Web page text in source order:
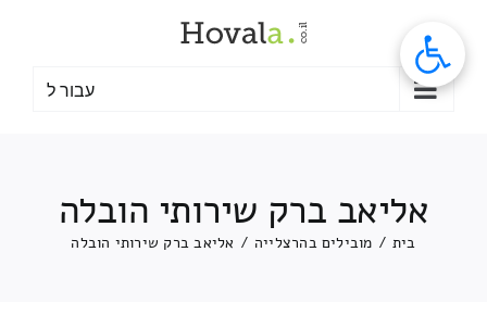
עבור ל
אליאב ברק שירותי הובלה
בית / מובילים בהרצלייה / אליאב ברק שירותי הובלה